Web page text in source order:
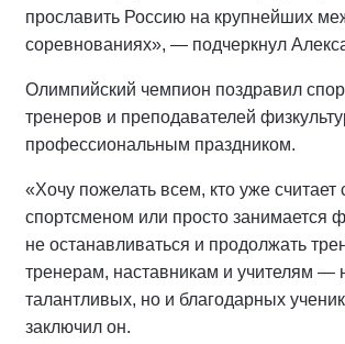
прославить Россию на крупнейших
соревнованиях», — подчеркнул
Олимпийский чемпион поздравил
тренеров и преподавателей
профессиональным праздником.
«Хочу пожелать всем, кто уже считает
спортсменом или просто занимается
не останавливаться и продолжать
тренерам, наставникам и учителям —
талантливых, но и благодарных
заключил он.